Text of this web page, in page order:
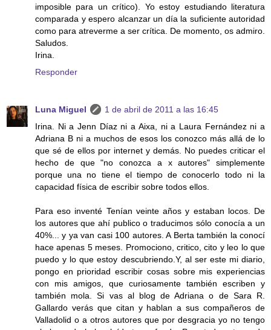
imposible para un crítico). Yo estoy estudiando literatura
comparada y espero alcanzar un día la suficiente autoridad
como para atreverme a ser crítica. De momento, os admiro.
Saludos.
Irina.
Responder
Luna Miguel
1 de abril de 2011 a las 16:45
Irina. Ni a Jenn Díaz ni a Aixa, ni a Laura Fernández ni a
Adriana B ni a muchos de esos los conozco más allá de lo
que sé de ellos por internet y demás. No puedes criticar el
hecho de que "no conozca a x autores" simplemente
porque una no tiene el tiempo de conocerlo todo ni la
capacidad física de escribir sobre todos ellos.
Para eso inventé Tenían veinte años y estaban locos. De
los autores que ahí publico o traducimos sólo conocía a un
40%... y ya van casi 100 autores. A Berta también la conocí
hace apenas 5 meses. Promociono, critico, cito y leo lo que
puedo y lo que estoy descubriendo.Y, al ser este mi diario,
pongo en prioridad escribir cosas sobre mis experiencias
con mis amigos, que curiosamente también escriben y
también mola. Si vas al blog de Adriana o de Sara R.
Gallardo verás que citan y hablan a sus compañeros de
Valladolid o a otros autores que por desgracia yo no tengo